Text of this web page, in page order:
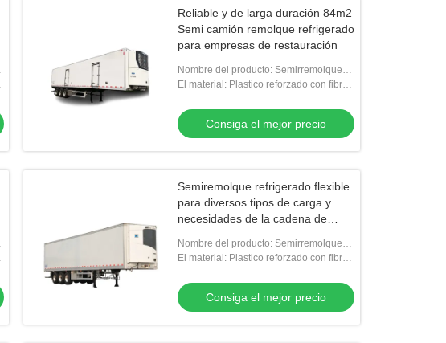
Reliable y de larga duración 84m2
Semi camión remolque refrigerado
para empresas de restauración
Nombre del producto: Semirremolque
refrigerado
El material: Plastico reforzado con fibra
vidrio
Consiga el mejor precio
Semiremolque refrigerado flexible
para diversos tipos de carga y
necesidades de la cadena de
Nombre del producto: Semirremolque
refrigerado
El material: Plastico reforzado con fibra
vidrio
Consiga el mejor precio